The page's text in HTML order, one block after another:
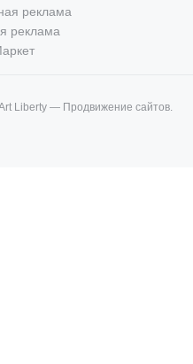
реклама
реклама
Liberty — Продвижение сайтов.